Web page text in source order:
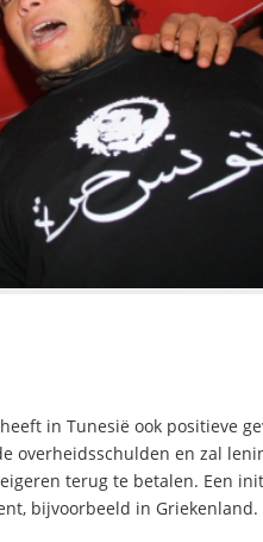
in Tunesië ook positieve
overheidsschulden en zal
terug te betalen. Een
bijvoorbeeld in Griekenland.